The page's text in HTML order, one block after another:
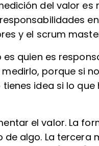
del valor
y el scrum
quien es
porque si
idea si lo
el valor. La
algo. La tercera